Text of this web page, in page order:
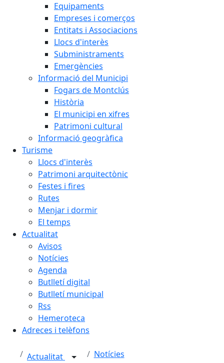
Equipaments
Empreses i comerços
Entitats i Associacions
Llocs d'interès
Subministraments
Emergències
Informació del Municipi
Fogars de Montclús
Història
El municipi en xifres
Patrimoni cultural
Informació geogràfica
Turisme
Llocs d'interès
Patrimoni arquitectònic
Festes i fires
Rutes
Menjar i dormir
El temps
Actualitat
Avisos
Notícies
Agenda
Butlletí digital
Butlletí municipal
Rss
Hemeroteca
Adreces i telèfons
Actualitat Notícies